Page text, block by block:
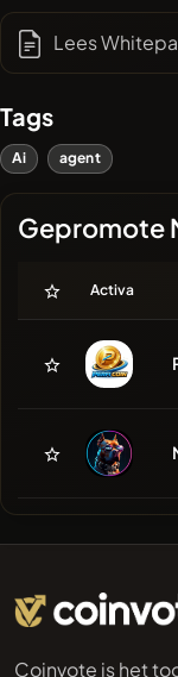
Lees
Tags
Ai agent
Gepromote
Activa
Coinvote is het